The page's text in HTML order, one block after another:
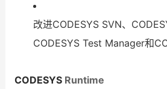
改进CODESYS SVN、
CODESYS Test Manager和
CODESYS Runtime